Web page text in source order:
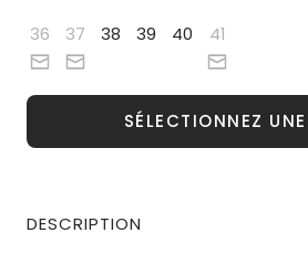
36 37 38 39 40 41
SÉLECTIONNEZ
DESCRIPTION